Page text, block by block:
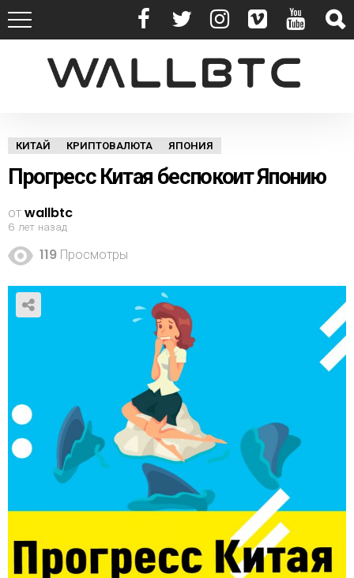
КИТАЙ КРИПТОВАЛЮТА ЯПОНИЯ
Прогресс Китая беспокоит Японию
отwallbtc
6 лет назад
119 Просмотры